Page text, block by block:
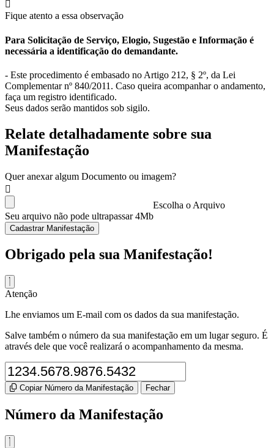
Fique atento a essa observação
Para Solicitação de Serviço, Elogio, Sugestão e Informação é
necessária a identificação do demandante.
- Este procedimento é embasado no Artigo 212, § 2º, da Lei
Complementar nº 840/2011. Caso queira acompanhar o andamento,
faça um registro identificado.
Seus dados serão mantidos sob sigilo.
Relate detalhadamente sobre sua
Manifestação
Quer anexar algum Documento ou imagem?
Escolha o Arquivo
Seu arquivo não pode ultrapassar 4Mb
Cadastrar Manifestação
Obrigado pela sua Manifestação!
Atenção
Lhe enviamos um E-mail com os dados da sua manifestação.
Salve também o número da sua manifestação em um lugar seguro. É
através dele que você realizará o acompanhamento da mesma.
Copiar Número da Manifestação Fechar
Número da Manifestação